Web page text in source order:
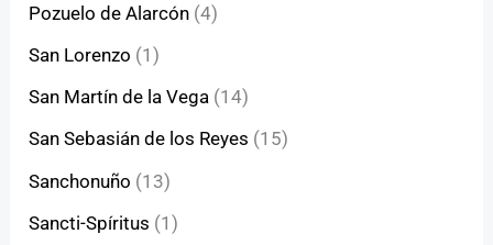
Pozuelo de Alarcón (4)
San Lorenzo (1)
San Martín de la Vega (14)
San Sebasián de los Reyes (15)
Sanchonuño (13)
Sancti-Spíritus (1)